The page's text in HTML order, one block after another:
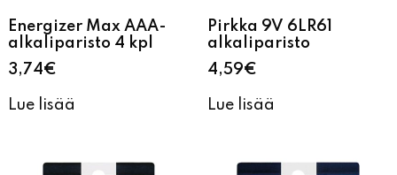
Energizer Max AAA-
alkaliparisto 4 kpl
3,74€
Lue lisää
Pirkka 9V 6LR61
alkaliparisto
4,59€
Lue lisää